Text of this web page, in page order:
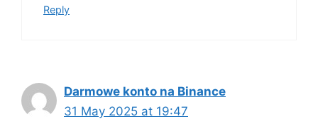
Reply
Darmowe konto na Binance
31 May 2025 at 19:47